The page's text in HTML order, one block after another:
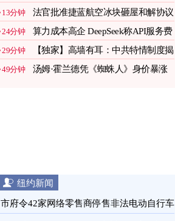
类限制 图
13分钟 法官批准捷蓝航空冰块砸屋和解协议
图
24分钟
算力成本高企 DeepSeek称API服务费
将大涨 图
29分钟
【独家】高墙有耳：中共特情制度揭
秘 图
49分钟
汤姆·霍兰德凭《蜘蛛人》身价暴涨
纽约新闻
市府令42家网络零售商停售非法电动自行车
图